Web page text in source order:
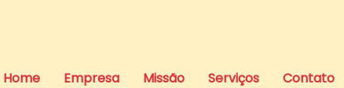
Home Empresa Missão Serviços Contato